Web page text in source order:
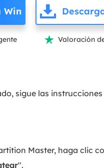
Win
 Valoración
sigue las
Master, haga clic
".